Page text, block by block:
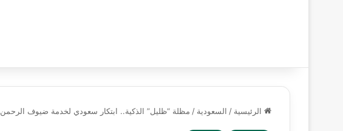
الرئيسية / السعودية / مظلة “ظليل” الذكية.. ابتكار سعودي لخدمة ضيوف الرحمن